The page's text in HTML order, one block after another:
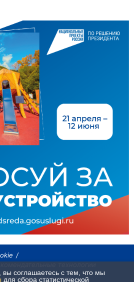
права охраняются законом.
соглашаетесь с тем, что мы
для сбора статистической